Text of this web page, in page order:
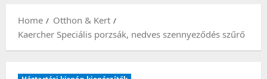
Home
Otthon & Kert
Kaercher Speciális porzsák, nedves szennyeződés szűrő